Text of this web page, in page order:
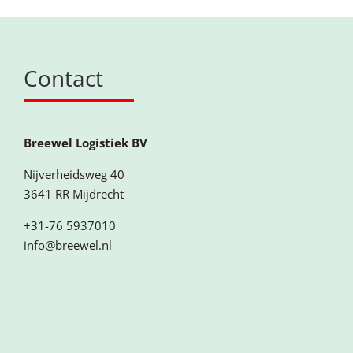
Contact
Breewel Logistiek BV
Nijverheidsweg 40
3641 RR Mijdrecht
+31-76 5937010
info@breewel.nl